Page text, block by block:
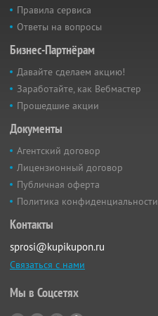
Правила сервиса
Ответы на вопросы
Бизнес-Партнёрам
Давайте сделаем акцию!
Заработайте, как Вебмастер
Прошедшие акции
Документы
Агентский договор
Лицензионный договор
Публичная оферта
Политика конфиденциальности
Контакты
sprosi@kupikupon.ru
Связаться с нами
Мы в Соцсетях